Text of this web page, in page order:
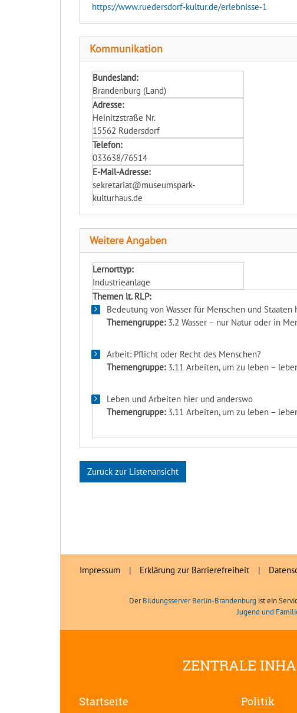
https://www.ruedersdorf-kultur.de/erlebnisse-1
Kommunikation
Bundesland:
Brandenburg (Land)
Adresse:
Heinitzstraße Nr.
15562 Rüdersdorf
Telefon:
033638/76514
E-Mail-Adresse:
sekretariat@museumspark-
kulturhaus.de
Weitere Angaben
Lernorttyp:
Industrieanlage
Themen lt. RLP:
Bedeutung von Wasser für Menschen und Staaten
Themengruppe: 3.2 Wasser – nur Natur oder in
Arbeit: Pflicht oder Recht des Menschen?
Themengruppe: 3.11 Arbeiten, um zu leben –
Leben und Arbeiten hier und anderswo
Themengruppe: 3.11 Arbeiten, um zu leben –
Zurück zur Listenansicht
Impressum | Erklärung zur Barrierefreiheit |
DerBildungsserver Berlin-Brandenburg ist ein
Jugend und
ZENTRALE
Startseite Politik